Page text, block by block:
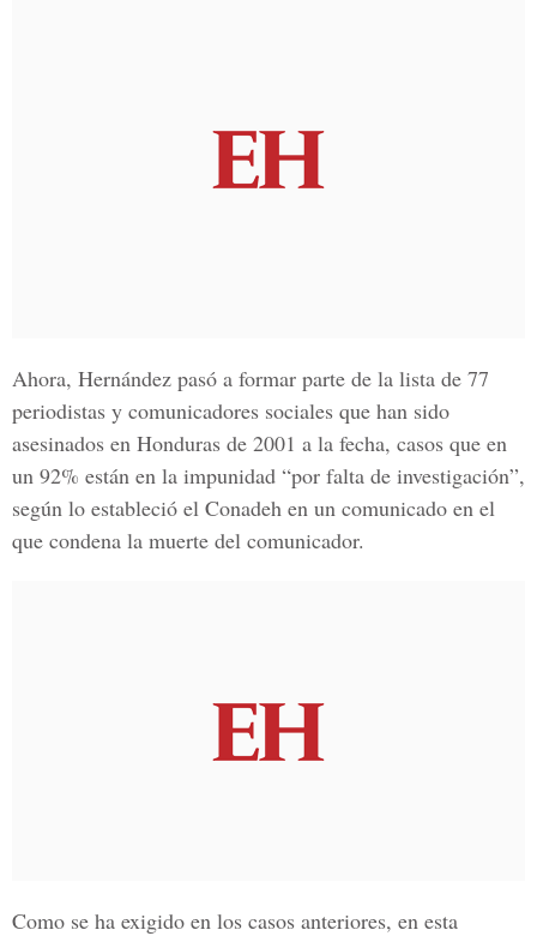
Ahora, Hernández pasó a formar parte de la lista de 77
periodistas y comunicadores sociales que han sido
asesinados en Honduras de 2001 a la fecha, casos que en
un 92% están en la impunidad “por falta de investigación”,
según lo estableció el Conadeh en un comunicado en el
que condena la muerte del comunicador.
Como se ha exigido en los casos anteriores, en esta